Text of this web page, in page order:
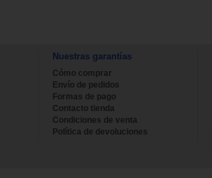
Nuestras garantías
Cómo comprar
Envío de pedidos
Formas de pago
Contacto tienda
Condiciones de venta
Política de devoluciones